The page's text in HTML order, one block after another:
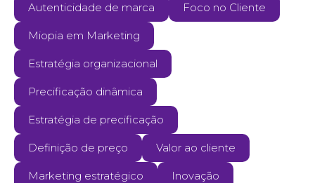
Autenticidade de marca Foco no Cliente
Miopia em Marketing
Estratégia organizacional
Precificação dinâmica
Estratégia de precificação
Definição de preço Valor ao cliente
Marketing estratégico Inovação